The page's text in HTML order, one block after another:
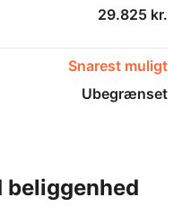
29.825 kr.
Snarest muligt
Ubegrænset